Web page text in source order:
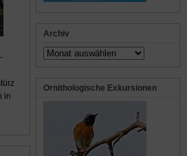
Archiv
Archiv
Ornithologische Exkursionen
in